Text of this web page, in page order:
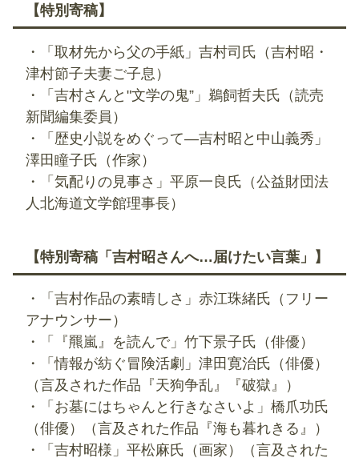
【特別寄稿】
・「取材先から父の手紙」吉村司氏（吉村昭・
津村節子夫妻ご子息）
・「吉村さんと"文学の鬼”」鵜飼哲夫氏（読売
新聞編集委員）
・「歴史小説をめぐって―吉村昭と中山義秀」
澤田瞳子氏（作家）
・「気配りの見事さ」平原一良氏（公益財団法
人北海道文学館理事長）
【特別寄稿「吉村昭さんへ…届けたい言葉」】
・「吉村作品の素晴しさ」赤江珠緒氏（フリー
アナウンサー）
・「『羆嵐』を読んで」竹下景子氏（俳優）
・「情報が紡ぐ冒険活劇」津田寛治氏（俳優）
（言及された作品『天狗争乱』『破獄』）
・「お墓にはちゃんと行きなさいよ」橋爪功氏
（俳優）（言及された作品『海も暮れきる』）
・「吉村昭様」平松麻氏（画家）（言及された